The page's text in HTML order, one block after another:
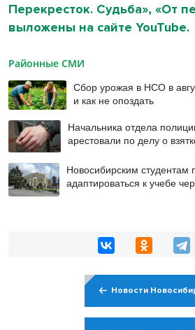
Перекресток. Судьба», «От
выложены на сайте YouTube.
Районные СМИ
Сбор урожая в НСО в
и как не опоздать
Начальника отдела
арестовали по делу о
Новосибирским студентам
адаптироваться к учебе
Новости